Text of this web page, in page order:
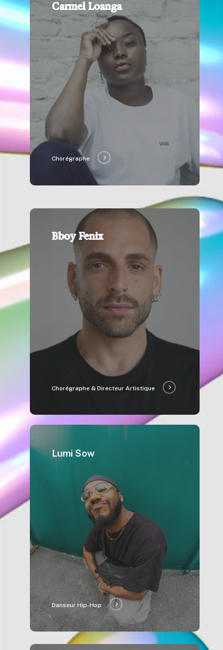
Carmel Loanga
Chorégraphe
Bboy Fenix
Chorégraphe & Directeur Artistique
Lumi Sow
Danseur Hip-Hop